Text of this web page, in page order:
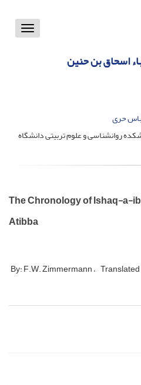
Toggle
اسحاق بن حنین
حری
روانشناسی و علوم تربیتی دانشگاه
The Chronology of Ishaq-a-
Atibba
By: F.W. Zimmermann